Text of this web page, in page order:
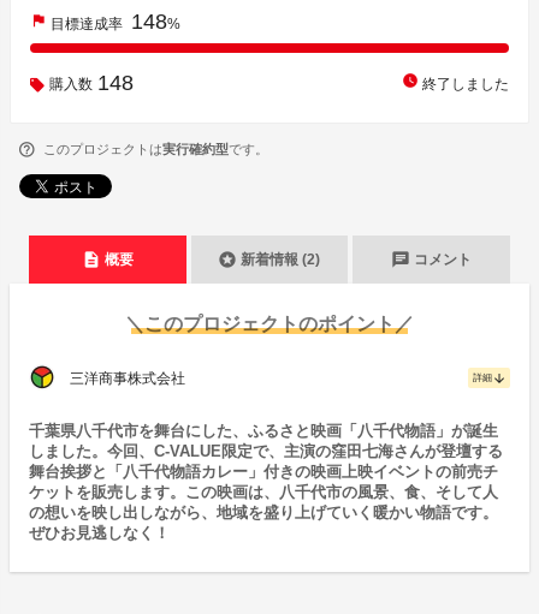
flag 目標達成率 148%
購入数 148 watch_later 終了しました
このプロジェクトは実行確約型です。
description 概要 stars 新着情報 (2) chat コメント
＼このプロジェクトのポイント／
三洋商事株式会社 詳細 arrow_downward
千葉県八千代市を舞台にした、ふるさと映画「八千代物語」が誕生
しました。今回、C-VALUE限定で、主演の窪田七海さんが登壇する
舞台挨拶と「八千代物語カレー」付きの映画上映イベントの前売チ
ケットを販売します。この映画は、八千代市の風景、食、そして人
の想いを映し出しながら、地域を盛り上げていく暖かい物語です。
ぜひお見逃しなく！